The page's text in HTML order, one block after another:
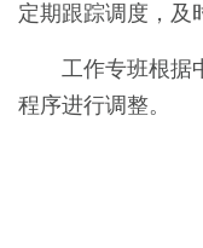
定期跟踪调度，及
工作专班根据
程序进行调整。